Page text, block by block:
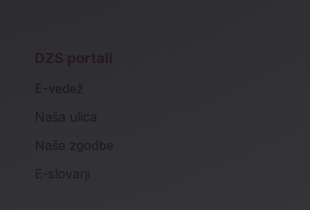
DZS portali
E-vedež
Naša ulica
Naše zgodbe
E-slovarji